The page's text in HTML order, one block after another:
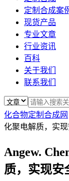
定制合成案
现货产品
专业文章
行业资讯
百科
关于我们
联系我们
化合物定制合成网
化聚电解质，实
Angew.
质，实现安